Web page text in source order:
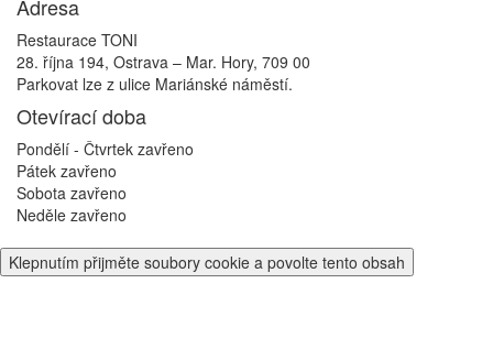
Adresa
Restaurace TONI
28. října 194, Ostrava – Mar. Hory, 709 00
Parkovat lze z ulice Mariánské náměstí.
Otevírací doba
Pondělí - Čtvrtek zavřeno
Pátek zavřeno
Sobota zavřeno
Neděle zavřeno
Klepnutím přijměte soubory cookie a povolte tento obsah